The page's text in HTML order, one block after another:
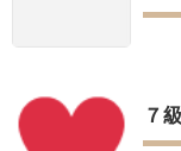
７